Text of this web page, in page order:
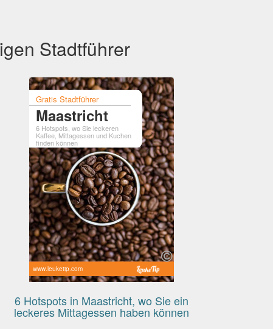
Stadtführer
Gratis Stadtführer
Maastricht
6 Hotspots, wo Sie leckeren
Kaffee, Mittagessen und Kuchen
finden können
www.leuketip.com
6 Hotspots in Maastricht, wo Sie ein
leckeres Mittagessen haben können